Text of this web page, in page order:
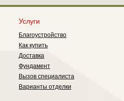
Услуги
Благоустройство
Как купить
Доставка
Фундамент
Вызов специалиста
Варианты отделки